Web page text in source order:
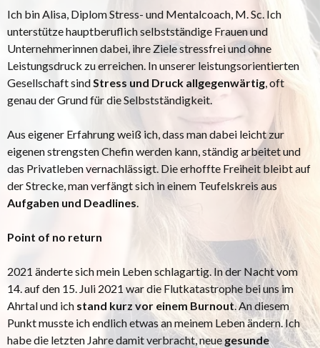
Ich bin Alisa, Diplom Stress- und Mentalcoach, M. Sc. Ich
unterstütze hauptberuflich selbstständige Frauen und
Unternehmerinnen dabei, ihre Ziele stressfrei und ohne
Leistungsdruck zu erreichen. In unserer leistungsorientierten
Gesellschaft sindStress und Druck allgegenwärtig, oft
genau der Grund für die Selbstständigkeit.
Aus eigener Erfahrung weiß ich, dass man dabei leicht zur
eigenen strengsten Chefin werden kann, ständig arbeitet und
das Privatleben vernachlässigt. Die erhoffte Freiheit bleibt auf
der Strecke, man verfängt sich in einem Teufelskreis aus
Aufgaben und Deadlines.
Point of no return
2021 änderte sich mein Leben schlagartig. In der Nacht vom
14. auf den 15. Juli 2021 war die Flutkatastrophe bei uns im
Ahrtal und ich stand kurz vor einem Burnout. An diesem
Punkt musste ich endlich etwas an meinem Leben ändern. Ich
habe die letzten Jahre damit verbracht, neuegesunde